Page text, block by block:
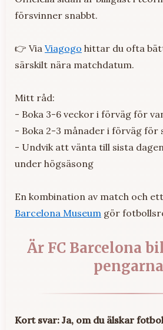
försvinner snabbt.
👉 Via Viagogo hittar du ofta
särskilt nära matchdatum.
Mitt råd:
- Boka 3-6 veckor i förväg för
- Boka 2-3 månader i förväg
- Undvik att vänta till sista
under högsäsong
En kombination av match och
Barcelona Museum gör
Är FC Barcelona
Kort svar: Ja, om du älskar